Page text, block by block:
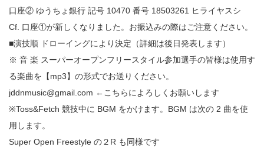
⼝座② ゆうちょ銀⾏ 記号 10470 番号 18503261 ヒライヤスシ
Cf. ⼝座①が新しくなりました。お振込みの際はご注意ください。
■演技順 ドローイングにより決定（詳細は後⽇発表します）
※ 音 楽 スーパーオープンフリースタイル参加選手の皆様は使用す
る楽曲を【mp3】の形式でお送りください。
jddnmusic@gmail.com ←こちらによろしくお願いします
※Toss&Fetch 競技中に BGM をかけます。BGM は次の 2 曲を使
用します。
Super Open Freestyle の２R も同様です